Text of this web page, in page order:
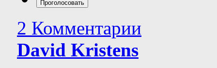
2 Комментарии
David Kristens